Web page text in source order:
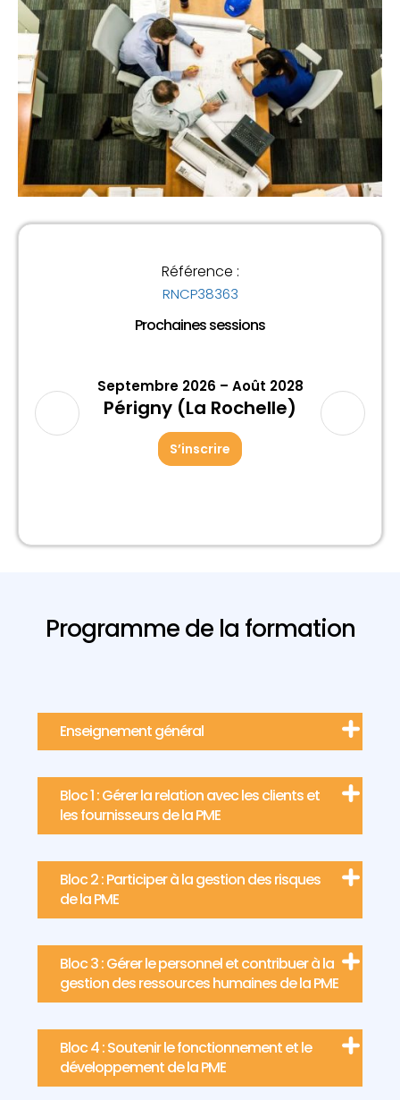
Référence :
RNCP38363
Prochaines sessions
Septembre 2026 – Août 2028
Périgny (La Rochelle)
S’inscrire
Programme de la formation
Enseignement général
Bloc 1 : Gérer la relation avec les clients et
les fournisseurs de la PME
Bloc 2 : Participer à la gestion des risques
de la PME
Bloc 3 : Gérer le personnel et contribuer à la
gestion des ressources humaines de la PME
Bloc 4 : Soutenir le fonctionnement et le
développement de la PME